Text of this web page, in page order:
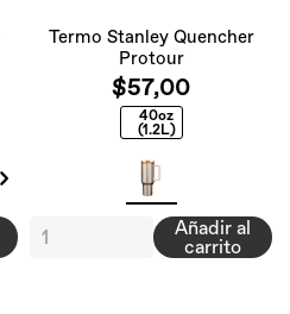
Termo Stanley Quencher
Protour
$57,00
40oz
(1.2L)
Añadir al
carrito